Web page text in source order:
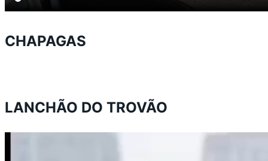
CHAPAGAS
LANCHÃO DO TROVÃO